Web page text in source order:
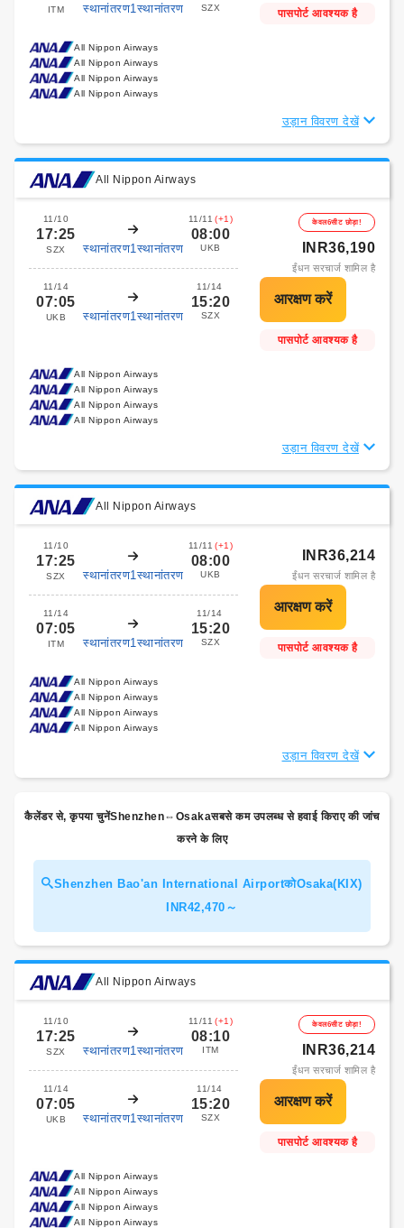
ITM स्थानांतरण1स्थानांतरण SZX पासपोर्ट आवश्यक है
All Nippon Airways
All Nippon Airways
All Nippon Airways
All Nippon Airways
उड़ान विवरण देखें
All Nippon Airways
11/10
17:25
SZX स्थानांतरण1स्थानांतरण
11/11 (+1)
08:00
UKB
11/14
07:05
UKB स्थानांतरण1स्थानांतरण
11/14
15:20
SZX
केवल6सीट छोड़ा!
INR36,190
ईंधन सरचार्ज शामिल है
पासपोर्ट आवश्यक है
All Nippon Airways
All Nippon Airways
All Nippon Airways
All Nippon Airways
उड़ान विवरण देखें
All Nippon Airways
11/10
17:25
SZX स्थानांतरण1स्थानांतरण
11/11 (+1)
08:00
UKB
11/14
07:05
ITM स्थानांतरण1स्थानांतरण
11/14
15:20
SZX
INR36,214
ईंधन सरचार्ज शामिल है
पासपोर्ट आवश्यक है
All Nippon Airways
All Nippon Airways
All Nippon Airways
All Nippon Airways
उड़ान विवरण देखें
कैलेंडर से, कृपया चुनेंShenzhen⇔Osakaसबसे कम उपलब्ध से हवाई किराए की जांच
करने के लिए
Shenzhen Bao'an International AirportकोOsaka(KIX)
INR42,470～
All Nippon Airways
11/10
17:25
SZX स्थानांतरण1स्थानांतरण
11/11 (+1)
08:10
ITM
11/14
07:05
UKB स्थानांतरण1स्थानांतरण
11/14
15:20
SZX
केवल6सीट छोड़ा!
INR36,214
ईंधन सरचार्ज शामिल है
पासपोर्ट आवश्यक है
All Nippon Airways
All Nippon Airways
All Nippon Airways
All Nippon Airways